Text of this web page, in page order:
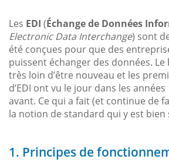
Les EDI (Échange de Données
Electronic Data Interchange) sont
été conçues pour que des
puissent échanger des données.
très loin d’être nouveau et les
d’EDI ont vu le jour dans les
avant. Ce qui a fait (et continue de
la notion de standard qui y est bien
1. Principes de